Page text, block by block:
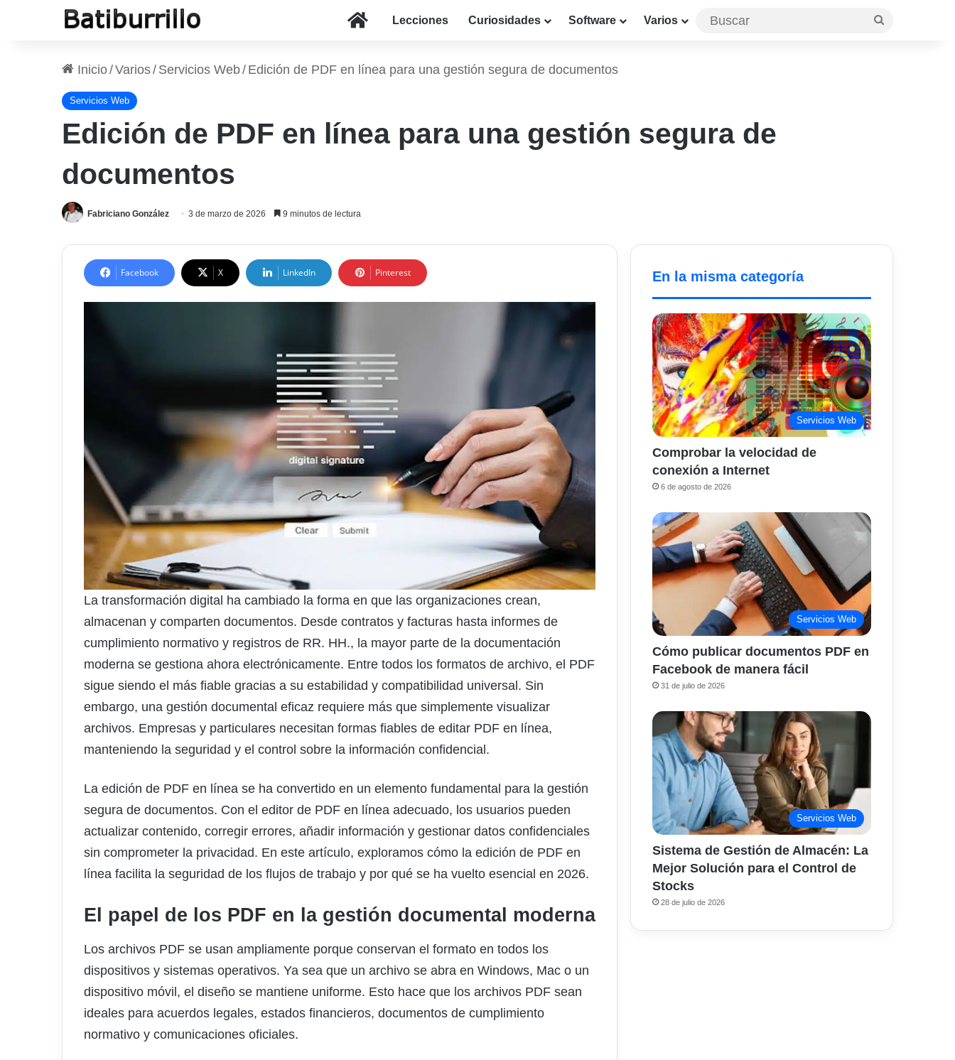
InicioLecciones Curiosidades Software Varios
Inicio/Varios/ Servicios Web/ Edición de PDF en línea para una gestión segura de documentos
Servicios Web
Edición de PDF en línea para una gestión segura de
documentos
Fabriciano González 3 de marzo de 2026 9 minutos de lectura
Facebook X LinkedIn Pinterest
La transformación digital ha cambiado la forma en que las organizaciones crean,
almacenan y comparten documentos. Desde contratos y facturas hasta informes de
cumplimiento normativo y registros de RR. HH., la mayor parte de la documentación
moderna se gestiona ahora electrónicamente. Entre todos los formatos de archivo, el PDF
sigue siendo el más fiable gracias a su estabilidad y compatibilidad universal. Sin
embargo, una gestión documental eficaz requiere más que simplemente visualizar
archivos. Empresas y particulares necesitan formas fiables de editar PDF en línea,
manteniendo la seguridad y el control sobre la información confidencial.
La edición de PDF en línea se ha convertido en un elemento fundamental para la gestión
segura de documentos. Con el editor de PDF en línea adecuado, los usuarios pueden
actualizar contenido, corregir errores, añadir información y gestionar datos confidenciales
sin comprometer la privacidad. En este artículo, exploramos cómo la edición de PDF en
línea facilita la seguridad de los flujos de trabajo y por qué se ha vuelto esencial en 2026.
El papel de los PDF en la gestión documental moderna
Los archivos PDF se usan ampliamente porque conservan el formato en todos los
dispositivos y sistemas operativos. Ya sea que un archivo se abra en Windows, Mac o un
dispositivo móvil, el diseño se mantiene uniforme. Esto hace que los archivos PDF sean
ideales para acuerdos legales, estados financieros, documentos de cumplimiento
normativo y comunicaciones oficiales.
En la misma categoría
Servicios Web
Comprobar la velocidad de
conexión a Internet
6 de agosto de 2026
Servicios Web
Cómo publicar documentos PDF en
Facebook de manera fácil
31 de julio de 2026
Servicios Web
Sistema de Gestión de Almacén: La
Mejor Solución para el Control de
Stocks
28 de julio de 2026